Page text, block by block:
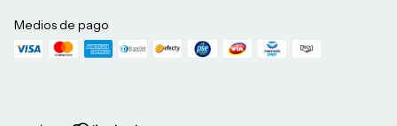
Medios de pago